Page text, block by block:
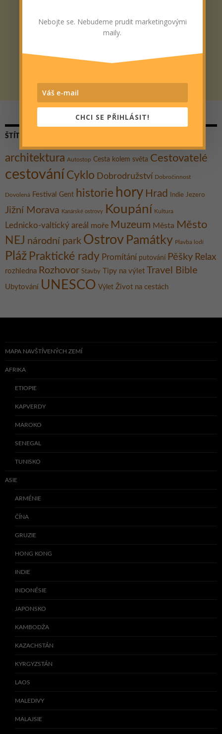
ŠTÍTKY
architektura Autostop Cesta kolem světa Cestovatelé
cestování Cyklo Dobrodružství Dobročinnost
Dovolená Festival Gent historie hory Hrad Indie Jezero
Jižní Morava Kanárské ostrovy Koupání Kultura
Lednicko-valtický areál moře Muzeum Města Město
NEJ národní park Ostrov Památky Plavba lodí
Pláž Praktické rady Promítání putování Pěšky Relax
rozhledna Rozhovor Stavby Tipy na výlet Travel Bible
Ubytování UNESCO Výlet Život na cestách
MAPA NAVŠTÍVENÝCH ZEMÍ
AFRIKA
ETIOPIE
KAPVERDY
MAROKO
SENEGAL
TUNISKO
ASIE
ARMÉNIE
ČÍNA
GRUZIE
HONG KONG
INDIE
INDONÉSIE
JAPONSKO
KAMBODŽA
KAZACHSTÁN
KYRGYZSTÁN
LAOS
MALEDIVY
MALAJSIE
Nebojte se. Nebudeme prudit marketingovými
maily.
CHCI SE PŘIHLÁSIT!